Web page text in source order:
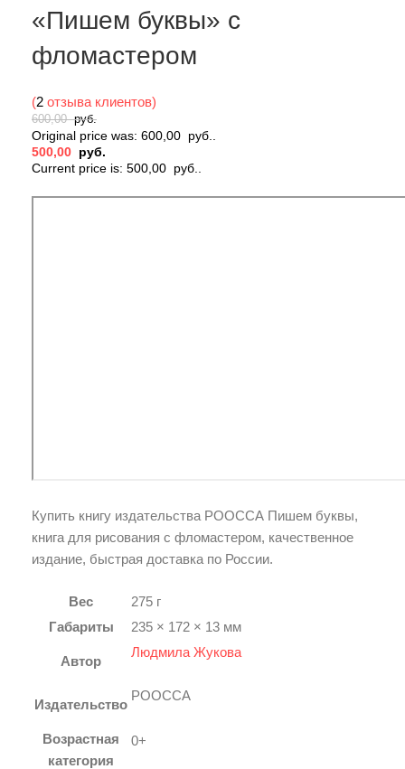
«Пишем буквы» с
фломастером
(2 отзыва клиентов)
600,00руб.
Original price was: 600,00 руб..
500,00 руб.
Current price is: 500,00 руб..
Купить книгу издательства РООССА Пишем буквы,
книга для рисования с фломастером, качественное
издание, быстрая доставка по России.
Вес
275 г
Габариты
235 × 172 × 13 мм
Автор
Людмила Жукова
Издательство
РООССА
Возрастная
категория
0+